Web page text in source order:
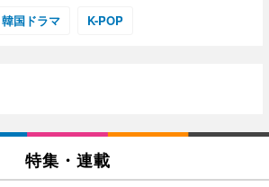
韓国ドラマ K-POP
特集・連載